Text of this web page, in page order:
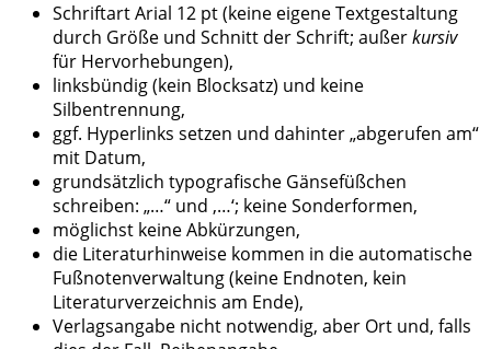
Schriftart Arial 12 pt (keine eigene Textgestaltung
durch Größe und Schnitt der Schrift; außerkursiv
für Hervorhebungen),
linksbündig (kein Blocksatz) und keine
Silbentrennung,
ggf. Hyperlinks setzen und dahinter „abgerufen am“
mit Datum,
grundsätzlich typografische Gänsefüßchen
schreiben: „…“ und ‚…‘; keine Sonderformen,
möglichst keine Abkürzungen,
die Literaturhinweise kommen in die automatische
Fußnotenverwaltung (keine Endnoten, kein
Literaturverzeichnis am Ende),
Verlagsangabe nicht notwendig, aber Ort und, falls